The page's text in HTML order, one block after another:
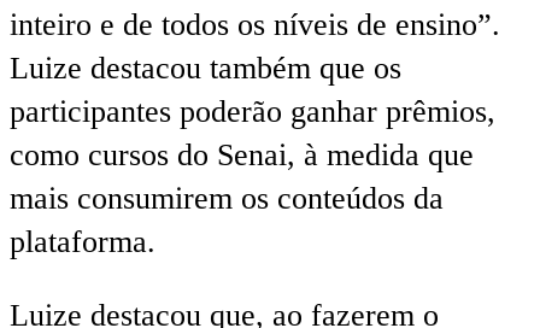
inteiro e de todos os níveis de ensino”.
Luize destacou também que os
participantes poderão ganhar prêmios,
como cursos do Senai, à medida que
mais consumirem os conteúdos da
plataforma.
Luize destacou que, ao fazerem o